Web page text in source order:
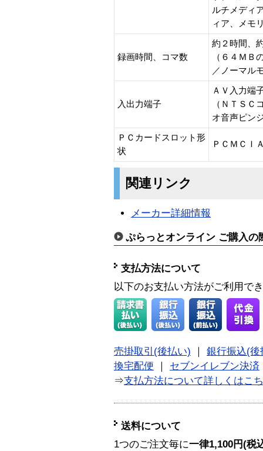
ルチメディ
ィア、メモ
録画時間、コマ数
約２時間、
（６４ＭＢ
／ノーマル
入出力端子
ＡＶ入力端
（ＮＴＳＣ
オ音声ピン
ＰＣカードスロット形
状
ＰＣＭＣＩ
関連リンク
メーカー詳細情報
ぷらっとオンライン ご購入の
支払方法について
以下のお支払い方法がご利用で
売掛取引(後払い)
銀行振込(後
換宅配便
セブンイレブン決済
⇒支払方法について詳しくはこ
送料について
1つのご注文毎に一律1,100円(税